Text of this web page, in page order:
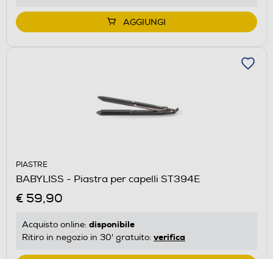
AGGIUNGI
PIASTRE
BABYLISS - Piastra per capelli ST394E
€ 59,90
Acquisto online: disponibile
Ritiro in negozio in 30' gratuito: verifica